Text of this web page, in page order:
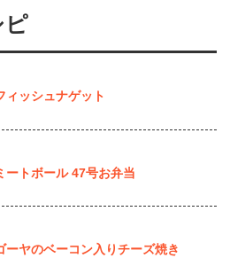
ピ
ィッシュナゲット
ートボール 47号お弁当
ーヤのベーコン入りチーズ焼き